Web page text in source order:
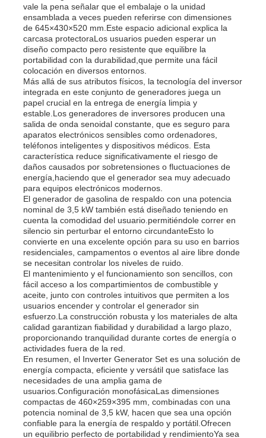
grupo electrógeno diésel
Conjunto de generadores de gasolina
Grupo electrógeno inversor
Grupo electrógeno portátil
Grupo electrógeno industrial
Grupo electrógeno digital
Generador de marco abierto
sistema de generador insonoro
generador del uso en el hogar
Sistema de generador del toldo
Generador de bajo ruido
vale la pena señalar que el embalaje o la unidad
ensamblada a veces pueden referirse con dimensiones
de 645×430×520 mm.Este espacio adicional explica la
carcasa protectoraLos usuarios pueden esperar un
diseño compacto pero resistente que equilibre la
portabilidad con la durabilidad,que permite una fácil
colocación en diversos entornos.
Más allá de sus atributos físicos, la tecnología del inversor
integrada en este conjunto de generadores juega un
papel crucial en la entrega de energía limpia y
estable.Los generadores de inversores producen una
salida de onda senoidal constante, que es seguro para
aparatos electrónicos sensibles como ordenadores,
teléfonos inteligentes y dispositivos médicos. Esta
característica reduce significativamente el riesgo de
daños causados por sobretensiones o fluctuaciones de
energía,haciendo que el generador sea muy adecuado
para equipos electrónicos modernos.
El generador de gasolina de respaldo con una potencia
nominal de 3,5 kW también está diseñado teniendo en
cuenta la comodidad del usuario.permitiéndole correr en
silencio sin perturbar el entorno circundanteEsto lo
convierte en una excelente opción para su uso en barrios
residenciales, campamentos o eventos al aire libre donde
se necesitan controlar los niveles de ruido.
El mantenimiento y el funcionamiento son sencillos, con
fácil acceso a los compartimientos de combustible y
aceite, junto con controles intuitivos que permiten a los
usuarios encender y controlar el generador sin
esfuerzo.La construcción robusta y los materiales de alta
calidad garantizan fiabilidad y durabilidad a largo plazo,
proporcionando tranquilidad durante cortes de energía o
actividades fuera de la red.
En resumen, el Inverter Generator Set es una solución de
energía compacta, eficiente y versátil que satisface las
necesidades de una amplia gama de
usuarios.Configuración monofásicaLas dimensiones
compactas de 460×259×395 mm, combinadas con una
potencia nominal de 3,5 kW, hacen que sea una opción
confiable para la energía de respaldo y portátil.Ofrecen
un equilibrio perfecto de portabilidad y rendimientoYa sea